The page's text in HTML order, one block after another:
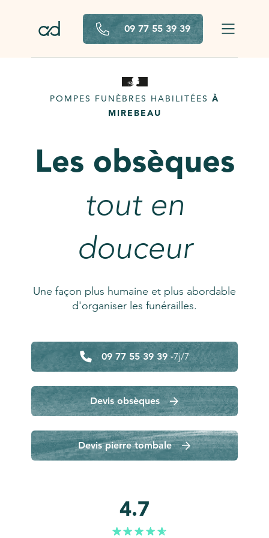
09 77 55 39 39
POMPES FUNÈBRES HABILITÉES À
MIREBEAU
Les obsèques
tout en
douceur
Une façon plus humaine et plus abordable
d'organiser les funérailles.
09 77 55 39 39 -7j/7
Devis obsèques
Devis pierre tombale
4.7